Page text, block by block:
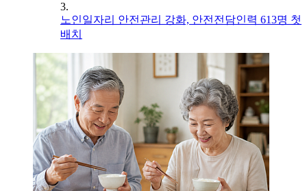
3.
노인일자리 안전관리 강화, 안전전담인력 613명 첫
배치